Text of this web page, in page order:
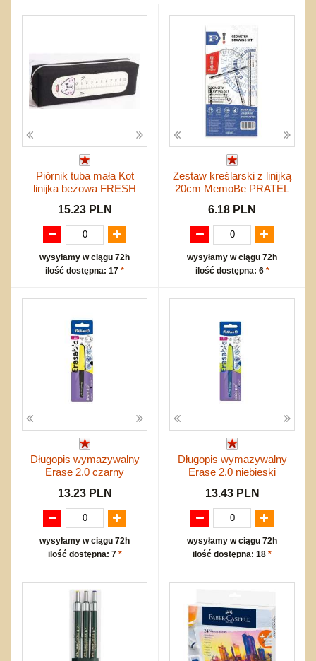
Bajkowe
Inne
Do rozkręcania
Bąki
Pojazdy
Wyprzedaż
Promocje
Zakupy hurtowe
Koszty przesyłki
Regulamin
Kontakt
Mapa produktów
Piórnik tuba mała Kot
linijka beżowa FRESH
15.23 PLN
wysyłamy w ciągu 72h
ilość dostępna: 17 *
Zestaw kreślarski z linijką
20cm MemoBe PRATEL
6.18 PLN
wysyłamy w ciągu 72h
ilość dostępna: 6 *
Długopis wymazywalny
Erase 2.0 czarny
13.23 PLN
wysyłamy w ciągu 72h
ilość dostępna: 7 *
Długopis wymazywalny
Erase 2.0 niebieski
13.43 PLN
wysyłamy w ciągu 72h
ilość dostępna: 18 *